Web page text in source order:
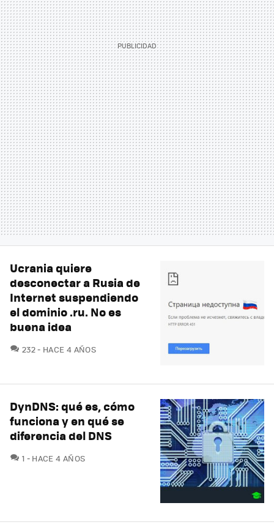
Ucrania quiere
desconectar a Rusia de
Internet suspendiendo
el dominio .ru. No es
buena idea
232COMENTARIOS
HACE 4 AÑOS
DynDNS: qué es, cómo
funciona y en qué se
diferencia del DNS
1 COMENTARIOS
HACE 4 AÑOS